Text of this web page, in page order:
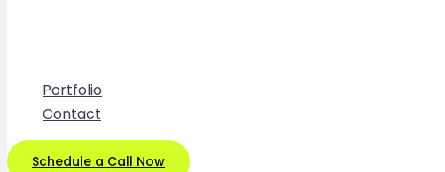
Portfolio
Contact
Schedule a Call Now